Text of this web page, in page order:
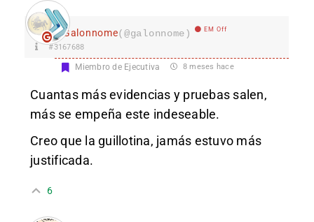
Galonnome(@galonnome) EM Off
#3167688
Miembro de Ejecutiva 8 meses hace
Cuantas más evidencias y pruebas salen,
más se empeña este indeseable.
Creo que la guillotina, jamás estuvo más
justificada.
6